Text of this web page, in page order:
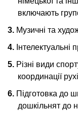
включають
Музичні та
Різні види
координації
Підготовка до
дошкільнят до